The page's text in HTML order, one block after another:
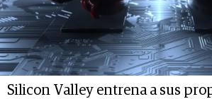
Silicon Valley entrena a sus